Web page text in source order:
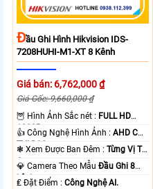
ĐẦu Ghi Hình Hikvision IDS-
7208HUHI-M1-XT 8 Kênh
Giá bán: 6,762,000 ₫
Giá Gốc: 9,660,000 ₫
🦉 Hình Ảnh Sắc nét : FULL HD
1080P .
👍 Công Nghệ Hình Ảnh :AHD CVI
TVI BCS.
❃ Xem Được Ban Đêm :Từng Vị Trí
Camera .
💎 Camera Theo MẫuĐầu Ghi 8
kênh.
️₤ Đặt Điểm :Công Nghệ AI.